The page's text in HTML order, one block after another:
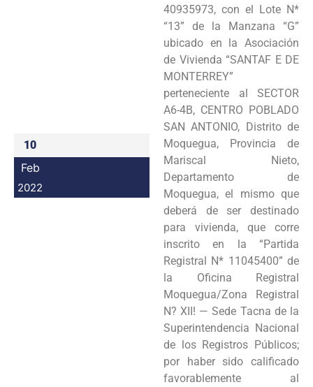
10
Feb
2022
40935973, con el Lote N*
“13” de la Manzana “G”
ubicado en la Asociación
de Vivienda “SANTAF E DE
MONTERREY”
perteneciente al SECTOR
A6-4B, CENTRO POBLADO
SAN ANTONIO, Distrito de
Moquegua, Provincia de
Mariscal Nieto,
Departamento de
Moquegua, el mismo que
deberá de ser destinado
para vivienda, que corre
inscrito en la “Partida
Registral N* 11045400” de
la Oficina Registral
Moquegua/Zona Registral
N? XII! — Sede Tacna de la
Superintendencia Nacional
de los Registros Públicos;
por haber sido calificado
favorablemente al